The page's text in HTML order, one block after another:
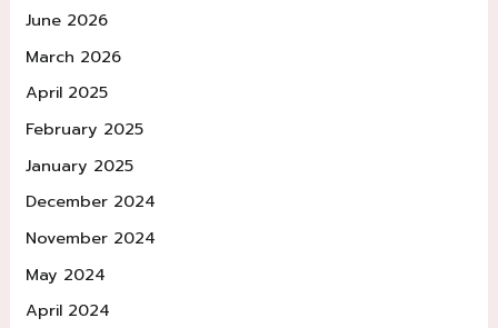
June 2026
March 2026
April 2025
February 2025
January 2025
December 2024
November 2024
May 2024
April 2024